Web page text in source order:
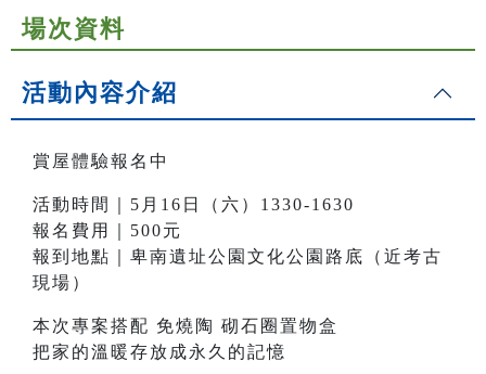
場次資料
活動內容介紹
賞屋體驗報名中
活動時間｜5月16日（六）1330-1630
報名費用｜500元
報到地點｜卑南遺址公園文化公園路底（近考古
現場）
本次專案搭配 免燒陶 砌石圈置物盒
把家的溫暖存放成永久的記憶